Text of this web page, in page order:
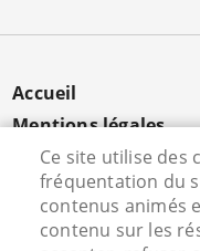
MENU
PIED
PAGE
Accueil
Mentions légales
Données
Cookies
Contact
Ce site utilise des
fréquentation du
contenus animés
contenu sur les